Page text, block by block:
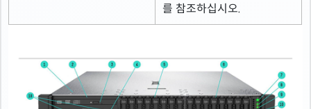
를 참조하십시오.